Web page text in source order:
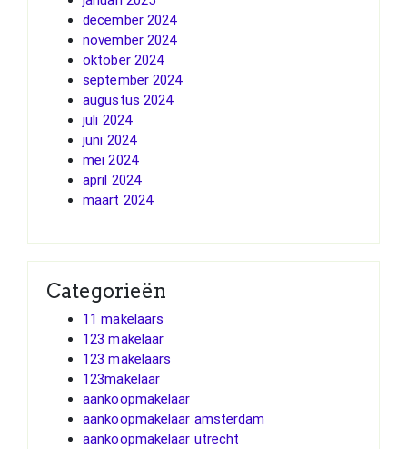
december 2024
november 2024
oktober 2024
september 2024
augustus 2024
juli 2024
juni 2024
mei 2024
april 2024
maart 2024
Categorieën
11 makelaars
123 makelaar
123 makelaars
123makelaar
aankoopmakelaar
aankoopmakelaar amsterdam
aankoopmakelaar utrecht